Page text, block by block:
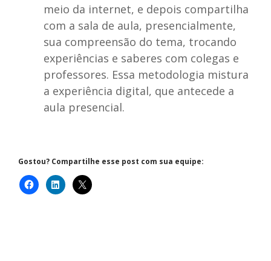
meio da internet, e depois compartilha
com a sala de aula, presencialmente,
sua compreensão do tema, trocando
experiências e saberes com colegas e
professores. Essa metodologia mistura
a experiência digital, que antecede a
aula presencial.
Gostou? Compartilhe esse post com sua equipe: